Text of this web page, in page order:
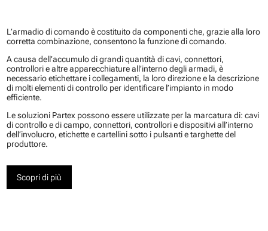
L’armadio di comando è costituito da componenti che, grazie alla loro
corretta combinazione, consentono la funzione di comando.
A causa dell’accumulo di grandi quantità di cavi, connettori,
controllori e altre apparecchiature all’interno degli armadi, è
necessario etichettare i collegamenti, la loro direzione e la descrizione
di molti elementi di controllo per identificare l’impianto in modo
efficiente.
Le soluzioni Partex possono essere utilizzate per la marcatura di: cavi
di controllo e di campo, connettori, controllori e dispositivi all’interno
dell’involucro, etichette e cartellini sotto i pulsanti e targhette del
produttore.
Scopri di più